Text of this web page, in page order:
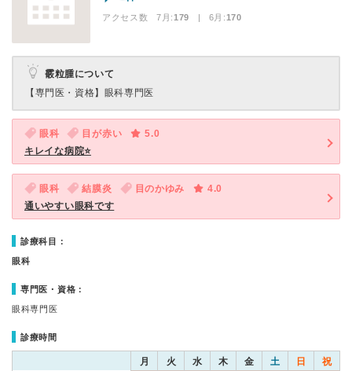
アクセス数 7月:179 | 6月:170
霰粒腫について
【専門医・資格】 眼科専門医
眼科 目が赤い
5.0
キレイな病院⭐
眼科 結膜炎 目のかゆみ
4.0
通いやすい眼科です
診療科目：
眼科
専門医・資格：
眼科専門医
診療時間
月 火 水 木 金 土 日 祝